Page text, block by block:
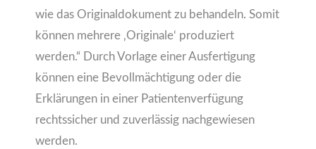
wie das Originaldokument zu behandeln. Somit
können mehrere ‚Originale‘ produziert
werden.“ Durch Vorlage einer Ausfertigung
können eine Bevollmächtigung oder die
Erklärungen in einer Patientenverfügung
rechtssicher und zuverlässig nachgewiesen
werden.